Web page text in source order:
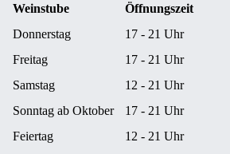
Weinstube
Öffnungszeit
Donnerstag
17 - 21 Uhr
Freitag
17 - 21 Uhr
Samstag
12 - 21 Uhr
Sonntag ab Oktober
17 - 21 Uhr
Feiertag
12 - 21 Uhr